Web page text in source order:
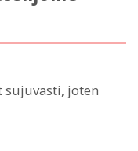
sujuvasti, joten